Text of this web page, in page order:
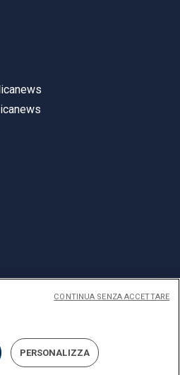
Impostazione Cookies
PERSONALIZZA
CONTINUA SENZA ACCETTARE